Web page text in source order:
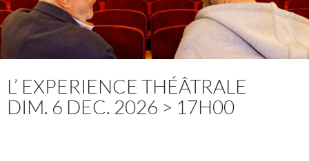
L’ EXPERIENCE THÉÂTRALE
DIM. 6 DEC. 2026 > 17H00